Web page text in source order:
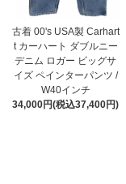
古着 00's USA製 Carhart
t カーハート ダブルニー
デニム ロガー ビッグサ
イズ ペインターパンツ /
W40インチ
34,000円(税込37,400円)